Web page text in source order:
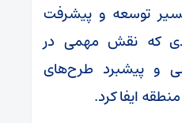
توسعه و پیشرفت
که نقش مهمی در
و پیشبرد طرح‌های
ایفا کرد.